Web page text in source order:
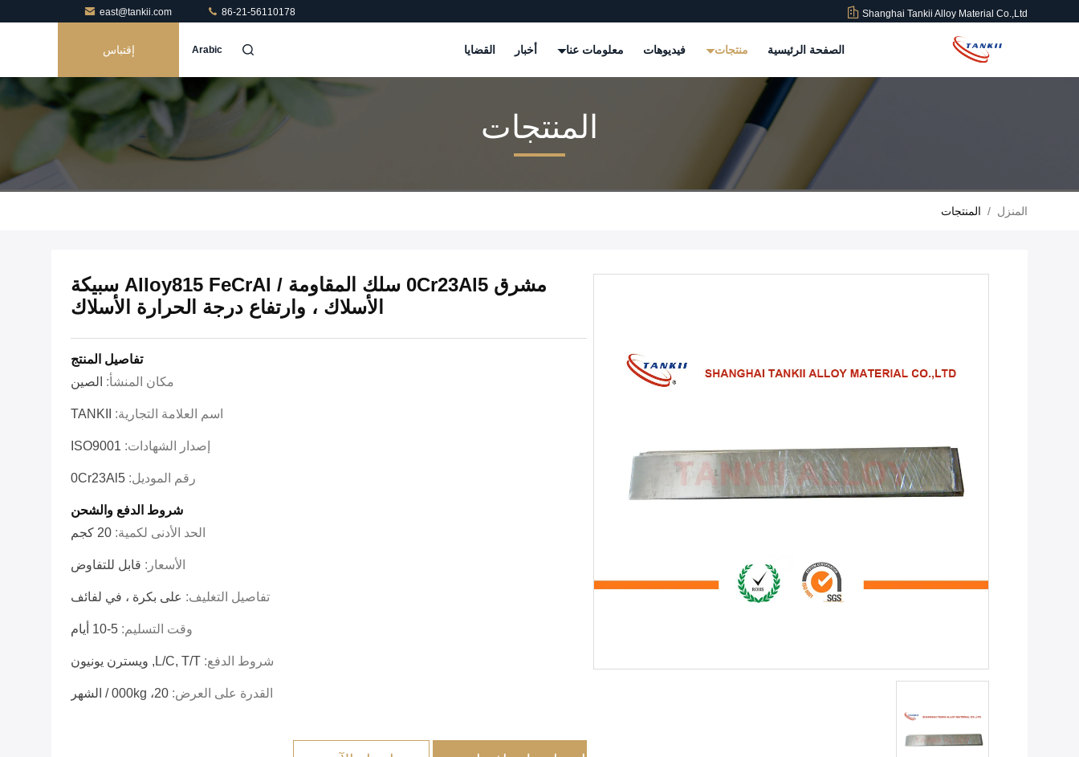
Shanghai Tankii Alloy Material Co.,Ltd
east@tankii.com 86-21-56110178
الصفحة الرئيسية منتجات فيديوهات معلومات عنا أخبار القضايا Arabic إقتباس
المنتجات
المنزل / المنتجات
مشرق 0Cr23Al5 سلك المقاومة / Alloy815 FeCrAl سبيكة
الأسلاك ، وارتفاع درجة الحرارة الأسلاك
تفاصيل المنتج
مكان المنشأ: الصين
اسم العلامة التجارية: TANKII
إصدار الشهادات: ISO9001
رقم الموديل: 0Cr23Al5
شروط الدفع والشحن
الحد الأدنى لكمية: 20 كجم
الأسعار: قابل للتفاوض
تفاصيل التغليف: على بكرة ، في لفائف
وقت التسليم: 5-10 أيام
شروط الدفع: L/C, T/T, ويسترن يونيون
القدرة على العرض: 20، 000kg / الشهر